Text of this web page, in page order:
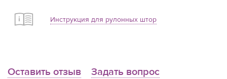
Инструкция для рулонных штор
Оставить отзыв Задать вопрос